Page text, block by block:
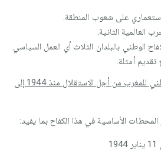
على شعوب المنطقة.
العالمية الثانية.
الوطني بالبلدان الثلاث أي العمل السياسي
تقديم أمثلة.
الفقرة الثانية: تطور الكفاح الوطني للمغرب من أجل الاستقلال منذ 1944 إلى
الأساسية في هذا الكفاح بما يفيد: